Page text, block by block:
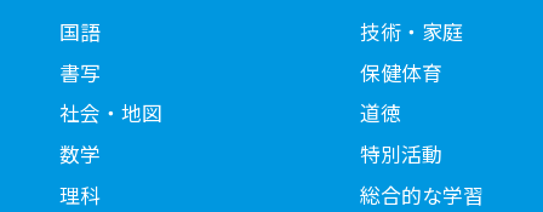
国語
書写
社会・地図
数学
理科
技術・家庭
保健体育
道徳
特別活動
総合的な学習